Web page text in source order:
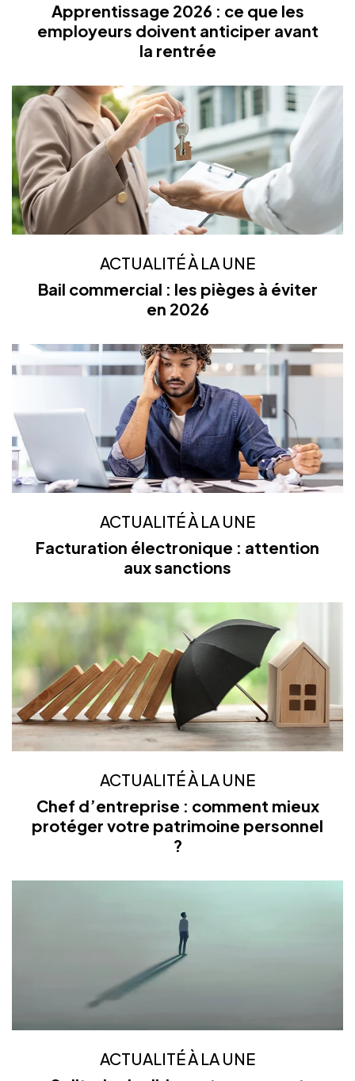
Apprentissage 2026 : ce que les
employeurs doivent anticiper avant
la rentrée
ACTUALITÉ À LA UNE
Bail commercial : les pièges à éviter
en 2026
ACTUALITÉ À LA UNE
Facturation électronique : attention
aux sanctions
ACTUALITÉ À LA UNE
Chef d’entreprise : comment mieux
protéger votre patrimoine personnel
?
ACTUALITÉ À LA UNE